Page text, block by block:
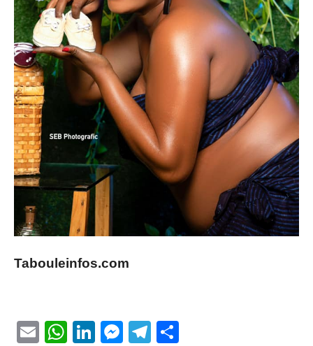
Tabouleinfos.com
EmailWhatsApp
LinkedIn
Messenger
Telegram